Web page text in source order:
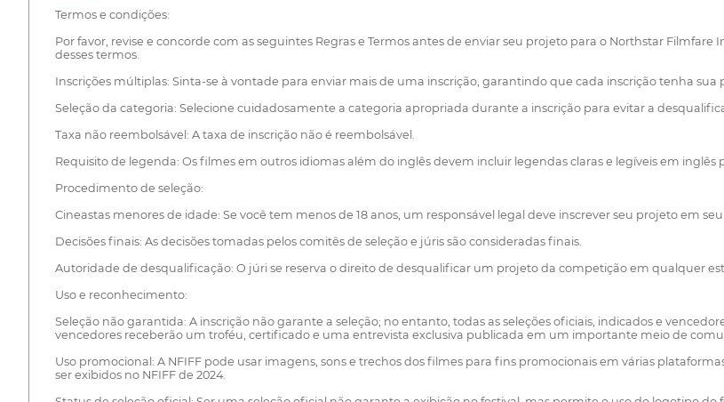
Termos e condições:
Por favor, revise e concorde com as seguintes Regras e Termos antes de enviar seu projeto para o Northstar Filmfare
desses termos.
Inscrições múltiplas: Sinta-se à vontade para enviar mais de uma inscrição, garantindo que cada inscrição tenha sua
Seleção da categoria: Selecione cuidadosamente a categoria apropriada durante a inscrição para evitar a
Taxa não reembolsável: A taxa de inscrição não é reembolsável.
Requisito de legenda: Os filmes em outros idiomas além do inglês devem incluir legendas claras e legíveis em
Procedimento de seleção:
Cineastas menores de idade: Se você tem menos de 18 anos, um responsável legal deve inscrever seu projeto em seu
Decisões finais: As decisões tomadas pelos comitês de seleção e júris são consideradas finais.
Autoridade de desqualificação: O júri se reserva o direito de desqualificar um projeto da competição em qualquer
Uso e reconhecimento:
Seleção não garantida: A inscrição não garante a seleção; no entanto, todas as seleções oficiais, indicados e
vencedores receberão um troféu, certificado e uma entrevista exclusiva publicada em um importante meio de
Uso promocional: A NFIFF pode usar imagens, sons e trechos dos filmes para fins promocionais em várias
ser exibidos no NFIFF de 2024.